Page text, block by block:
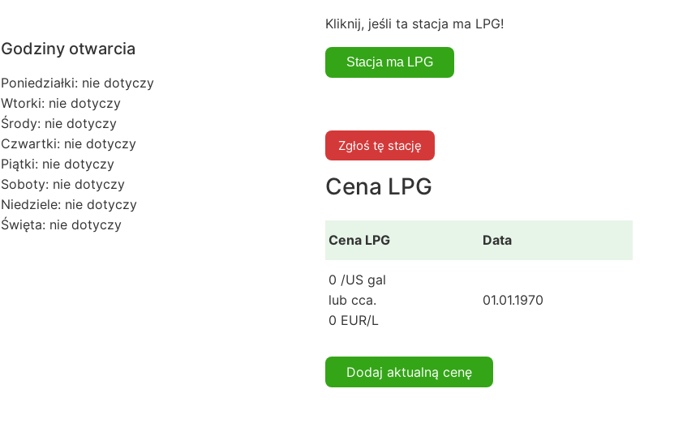
Godziny otwarcia
Poniedziałki: nie dotyczy
Wtorki: nie dotyczy
Środy: nie dotyczy
Czwartki: nie dotyczy
Piątki: nie dotyczy
Soboty: nie dotyczy
Niedziele: nie dotyczy
Święta: nie dotyczy
Kliknij, jeśli ta stacja ma LPG!
Zgłoś tę stację
Cena LPG
Cena LPG Data
0 /US gal
lub cca.
0 EUR/L
01.01.1970
Dodaj aktualną cenę